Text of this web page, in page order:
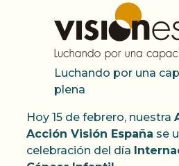
Luchando por una
plena
Hoy 15 de febrero, nuestra
Acción Visión España se
celebración del día